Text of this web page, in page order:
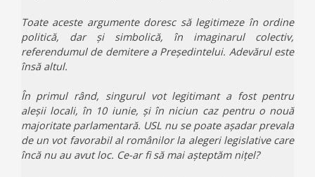
Toate aceste argumente doresc să legitimeze în ordine
politică, dar și simbolică, în imaginarul colectiv,
referendumul de demitere a Președintelui. Adevărul este
însă altul.
În primul rând, singurul vot legitimant a fost pentru
aleșii locali, în 10 iunie, și în niciun caz pentru o nouă
majoritate parlamentară. USL nu se poate așadar prevala
de un vot favorabil al românilor la alegeri legislative care
încă nu au avut loc. Ce-ar fi să mai așteptăm nițel?